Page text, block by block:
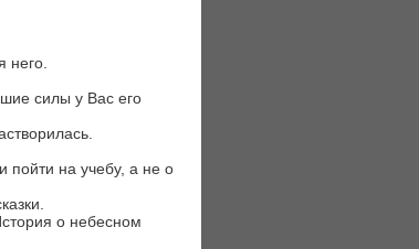
него.
силы у Вас его
пойти на учебу, а не о
о небесном